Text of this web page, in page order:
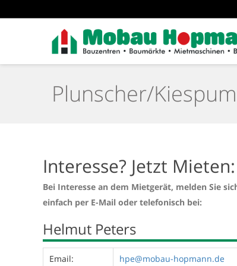
Plunscher/
Interesse? Jetzt Mieten:
Bei Interesse an dem Mietgerät, melden Sie
einfach per E-Mail oder telefonisch bei:
Helmut Peters
Email: hpe@mobau-hopmann.de